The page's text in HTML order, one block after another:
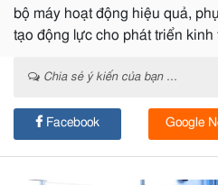
bộ máy hoạt động hiệu quả,
tạo động lực cho phát triển
Chia sẻ ý kiến của bạn ...
Facebook Google